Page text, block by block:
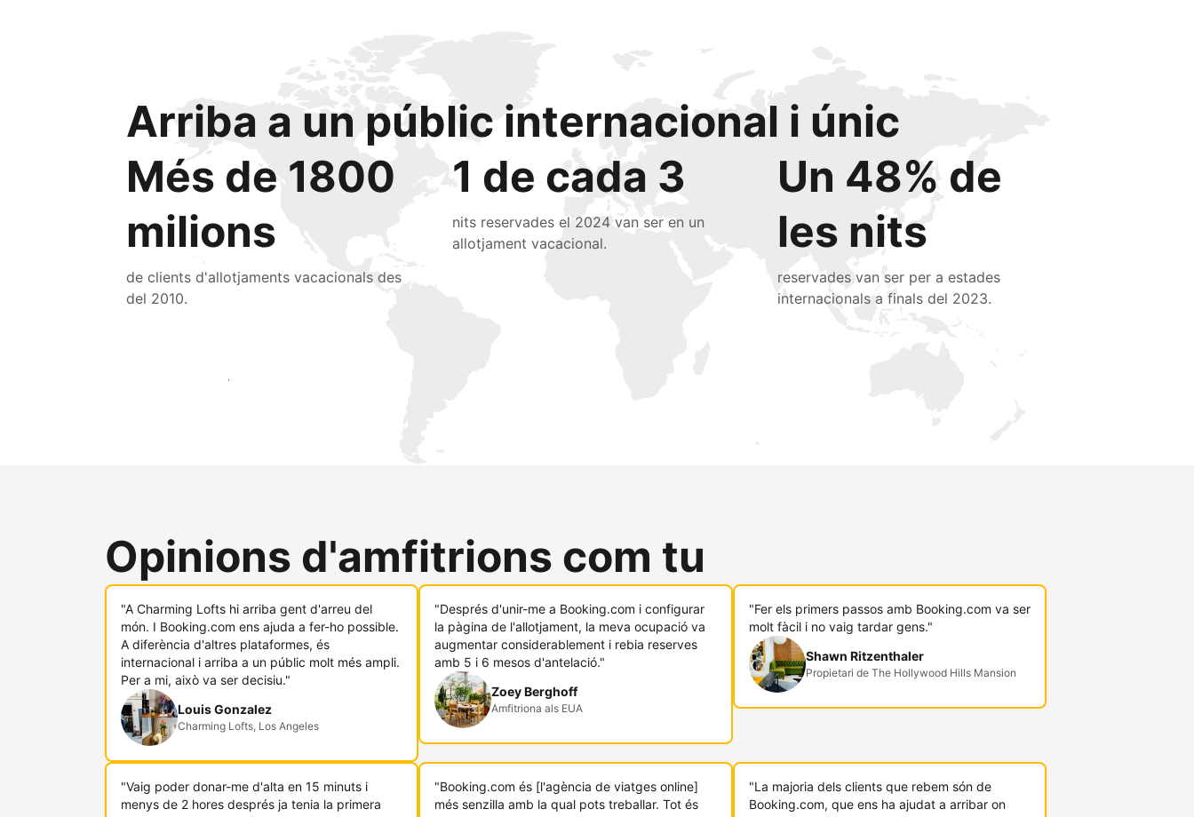
Arriba a un públic internacional i únic
Més de 1800
milions
de clients d'allotjaments vacacionals des
del 2010.
1 de cada 3
nits reservades el 2024 van ser en un
allotjament vacacional.
Un 48% de
les nits
reservades van ser per a estades
internacionals a finals del 2023.
Arriba a nous clients avui mateix
Opinions d'amfitrions com tu
"A Charming Lofts hi arriba gent d'arreu del
món. I Booking.com ens ajuda a fer-ho possible.
A diferència d'altres plataformes, és
internacional i arriba a un públic molt més ampli.
Per a mi, això va ser decisiu."
Louis Gonzalez
Charming Lofts, Los Angeles
"Després d'unir-me a Booking.com i configurar
la pàgina de l'allotjament, la meva ocupació va
augmentar considerablement i rebia reserves
amb 5 i 6 mesos d'antelació."
Zoey Berghoff
Amfitriona als EUA
"Fer els primers passos amb Booking.com va ser
molt fàcil i no vaig tardar gens."
Shawn Ritzenthaler
Propietari de The Hollywood Hills Mansion
"Vaig poder donar-me d'alta en 15 minuts i
menys de 2 hores després ja tenia la primera
"Booking.com és [l'agència de viatges online]
més senzilla amb la qual pots treballar. Tot és
"La majoria dels clients que rebem són de
Booking.com, que ens ha ajudat a arribar on